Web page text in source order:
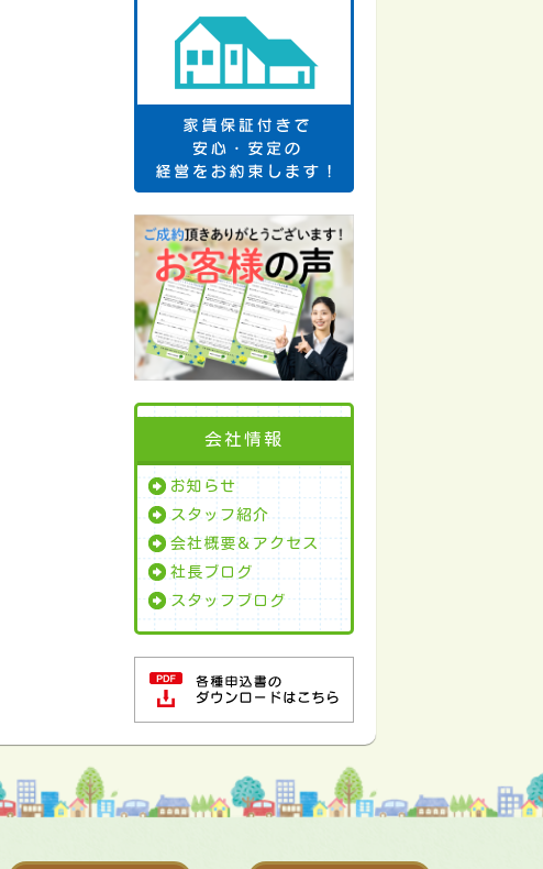
会社情報
お知らせ
スタッフ紹介
会社概要＆アクセス
社長ブログ
スタッフブログ